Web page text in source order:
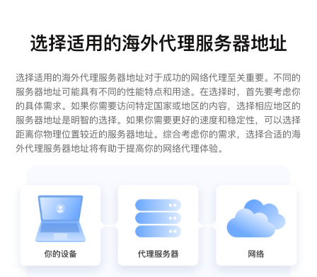
选择适用的海外代理服务器地址
选择适用的海外代理服务器地址对于成功的网络代理至关重要。不同的
服务器地址可能具有不同的性能特点和用途。在选择时，首先要考虑你
的具体需求。如果你需要访问特定国家或地区的内容，选择相应地区的
服务器地址是明智的选择。如果你需要更好的速度和稳定性，可以选择
距离你物理位置较近的服务器地址。综合考虑你的需求，选择合适的海
外代理服务器地址将有助于提高你的网络代理体验。